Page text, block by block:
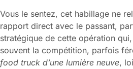
Vous le sentez, cet habillage ne
rapport direct avec le passant,
stratégique de cette opération
souvent la compétition, parfois
food truck d’une lumière neuve,